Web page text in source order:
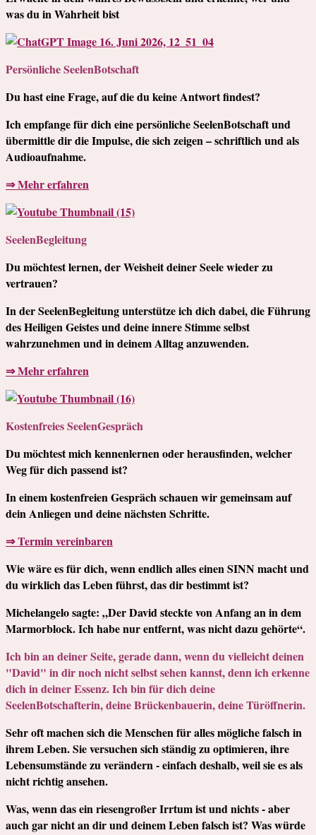
was du in Wahrheit bist
Persönliche SeelenBotschaft
Du hast eine Frage, auf die du keine Antwort findest?
Ich empfange für dich eine persönliche SeelenBotschaft und
übermittle dir die Impulse, die sich zeigen – schriftlich und als
Audioaufnahme.
⇒ Mehr erfahren
SeelenBegleitung
Du möchtest lernen, der Weisheit deiner Seele wieder zu
vertrauen?
In der SeelenBegleitung unterstütze ich dich dabei, die Führung
des Heiligen Geistes und deine innere Stimme selbst
wahrzunehmen und in deinem Alltag anzuwenden.
⇒ Mehr erfahren
Kostenfreies SeelenGespräch
Du möchtest mich kennenlernen oder herausfinden, welcher
Weg für dich passend ist?
In einem kostenfreien Gespräch schauen wir gemeinsam auf
dein Anliegen und deine nächsten Schritte.
⇒ Termin vereinbaren
Wie wäre es für dich, wenn endlich alles einen SINN macht und
du wirklich das Leben führst, das dir bestimmt ist?
Michelangelo sagte: „Der David steckte von Anfang an in dem
Marmorblock. Ich habe nur entfernt, was nicht dazu gehörte“.
Ich bin an deiner Seite, gerade dann, wenn du vielleicht deinen
"David" in dir noch nicht selbst sehen kannst, denn ich erkenne
dich in deiner Essenz. Ich bin für dich deine
SeelenBotschafterin, deine Brückenbauerin, deine Türöffnerin.
Sehr oft machen sich die Menschen für alles mögliche falsch in
ihrem Leben. Sie versuchen sich ständig zu optimieren, ihre
Lebensumstände zu verändern - einfach deshalb, weil sie es als
nicht richtig ansehen.
Was, wenn das ein riesengroßer Irrtum ist und nichts - aber
auch gar nicht an dir und deinem Leben falsch ist? Was würde